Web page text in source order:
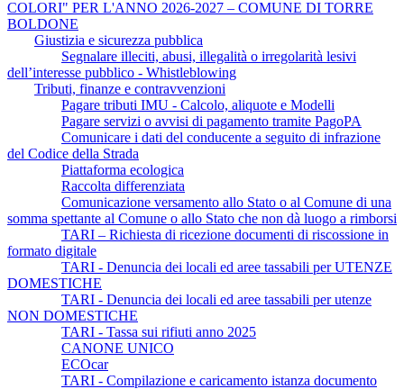
COLORI" PER L'ANNO 2026-2027 – COMUNE DI TORRE
BOLDONE
Giustizia e sicurezza pubblica
Segnalare illeciti, abusi, illegalità o irregolarità lesivi
dell’interesse pubblico - Whistleblowing
Tributi, finanze e contravvenzioni
Pagare tributi IMU - Calcolo, aliquote e Modelli
Pagare servizi o avvisi di pagamento tramite PagoPA
Comunicare i dati del conducente a seguito di infrazione
del Codice della Strada
Piattaforma ecologica
Raccolta differenziata
Comunicazione versamento allo Stato o al Comune di una
somma spettante al Comune o allo Stato che non dà luogo a rimborsi
TARI – Richiesta di ricezione documenti di riscossione in
formato digitale
TARI - Denuncia dei locali ed aree tassabili per UTENZE
DOMESTICHE
TARI - Denuncia dei locali ed aree tassabili per utenze
NON DOMESTICHE
TARI - Tassa sui rifiuti anno 2025
CANONE UNICO
ECOcar
TARI - Compilazione e caricamento istanza documento